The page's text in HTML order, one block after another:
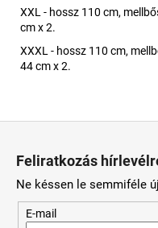
XXL - hossz 110 cm,
cm x 2.
XXXL - hossz 110 cm,
44 cm x 2.
Feliratkozás
Ne késsen le semmiféle
E-mail